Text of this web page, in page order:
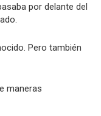
por delante del
Pero también
maneras